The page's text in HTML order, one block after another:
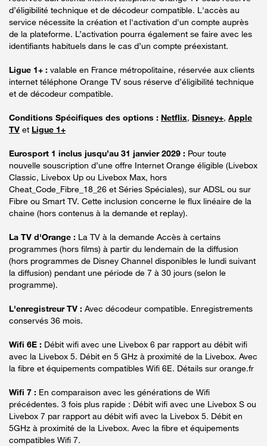
d’éligibilité technique et de décodeur compatible. L'accès au
service nécessite la création et l'activation d'un compte auprès
de la plateforme. L’activation pourra également se faire avec les
identifiants habituels dans le cas d’un compte préexistant.
Ligue 1+ : valable en France métropolitaine, réservée aux clients
internet téléphone Orange TV sous réserve d’éligibilité technique
et de décodeur compatible.
Conditions Spécifiques des options : Netflix, Disney+, Apple
TV et Ligue 1+
Eurosport 1 inclus jusqu’au 31 janvier 2029 : Pour toute
nouvelle souscription d’une offre Internet Orange éligible (Livebox
Classic, Livebox Up ou Livebox Max, hors
Cheat_Code_Fibre_18_26 et Séries Spéciales), sur ADSL ou sur
Fibre ou Smart TV. Cette inclusion concerne le flux linéaire de la
chaine (hors contenus à la demande et replay).
La TV d'Orange : La TV à la demande Accès à certains
programmes (hors films) à partir du lendemain de la diffusion
(hors programmes de Disney Channel disponibles le lundi suivant
la diffusion) pendant une période de 7 à 30 jours (selon le
programme).
L'enregistreur TV : Avec décodeur compatible. Enregistrements
conservés 36 mois.
Wifi 6E : Débit wifi avec une Livebox 6 par rapport au débit wifi
avec la Livebox 5. Débit en 5 GHz à proximité de la Livebox. Avec
la fibre et équipements compatibles Wifi 6E. Détails sur orange.fr
Wifi 7 : En comparaison avec les générations de Wifi
précédentes. 3 fois plus rapide : Débit wifi avec une Livebox S ou
Livebox 7 par rapport au débit wifi avec la Livebox 5. Débit en
5GHz à proximité de la Livebox. Avec la fibre et équipements
compatibles Wifi 7.